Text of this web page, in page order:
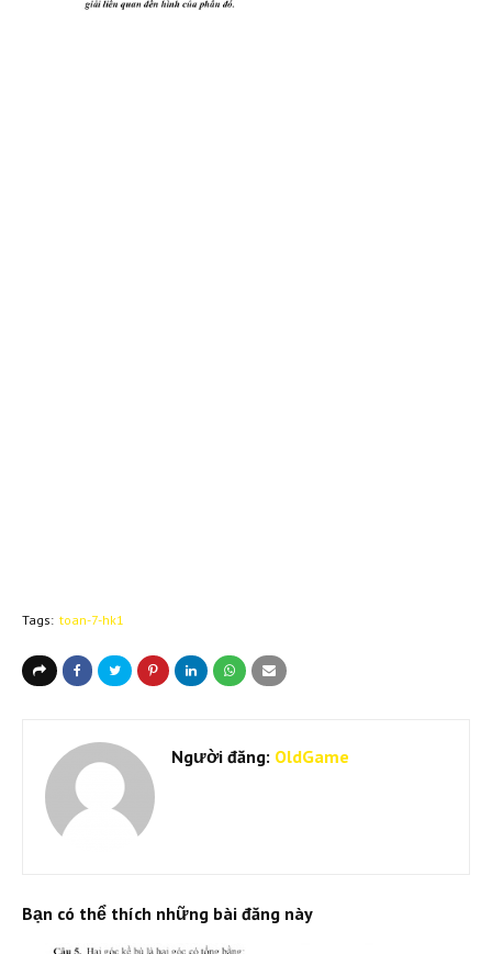
Tags: toan-7-hk1
Người đăng: OldGame
Bạn có thể thích những bài đăng này